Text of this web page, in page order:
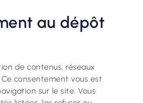
au dépôt
de contenus, réseaux
consentement vous est
sur le site. Vous